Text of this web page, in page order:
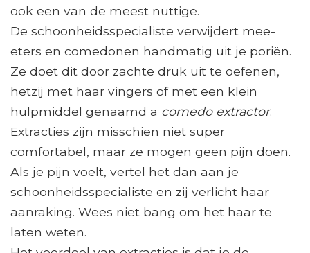
ook een van de meest nuttige.
De schoonheidsspecialiste verwijdert mee-
eters en comedonen handmatig uit je poriën.
Ze doet dit door zachte druk uit te oefenen,
hetzij met haar vingers of met een klein
hulpmiddel genaamd a comedo extractor.
Extracties zijn misschien niet super
comfortabel, maar ze mogen geen pijn doen.
Als je pijn voelt, vertel het dan aan je
schoonheidsspecialiste en zij verlicht haar
aanraking. Wees niet bang om het haar te
laten weten.